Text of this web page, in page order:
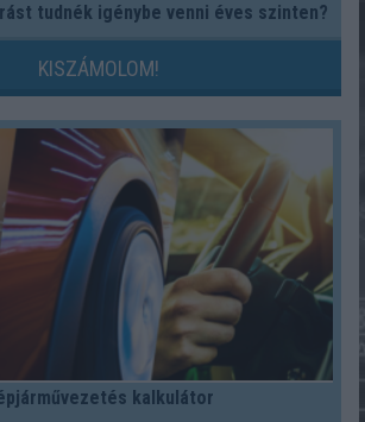
tudnék igénybe venni éves szinten?
KISZÁMOLOM!
kalkulátor